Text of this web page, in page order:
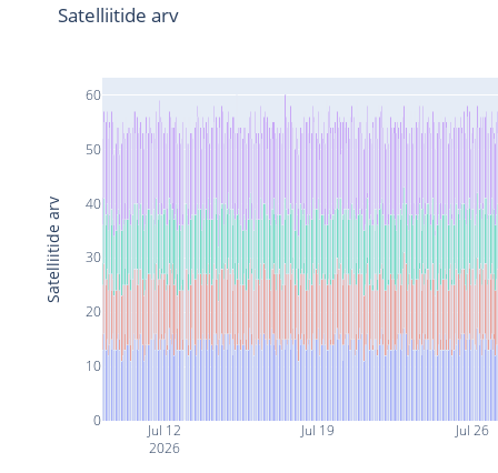
Jul 12
2026
Jul 19 Jul 26
0
10
20
30
40
50
60
Satelliitide arv
Satelliitide arv